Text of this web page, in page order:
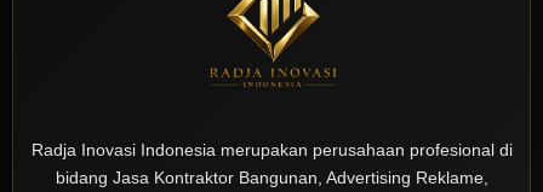
Radja Inovasi Indonesia merupakan perusahaan profesional di
bidang Jasa Kontraktor Bangunan, Advertising Reklame,